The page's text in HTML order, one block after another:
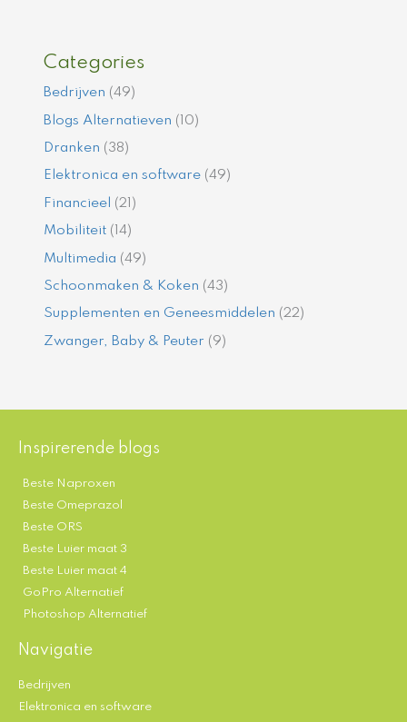
Categories
Bedrijven (49)
Blogs Alternatieven (10)
Dranken (38)
Elektronica en software (49)
Financieel (21)
Mobiliteit (14)
Multimedia (49)
Schoonmaken & Koken (43)
Supplementen en Geneesmiddelen (22)
Zwanger, Baby & Peuter (9)
Inspirerende blogs
Beste Naproxen
Beste Omeprazol
Beste ORS
Beste Luier maat 3
Beste Luier maat 4
GoPro Alternatief
Photoshop Alternatief
Navigatie
Bedrijven
Elektronica en software